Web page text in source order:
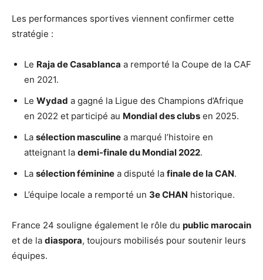
Les performances sportives viennent confirmer cette
stratégie :
Le Raja de Casablanca a remporté la Coupe de la CAF
en 2021.
Le Wydad a gagné la Ligue des Champions d’Afrique
en 2022 et participé au Mondial des clubs en 2025.
La sélection masculine a marqué l’histoire en
atteignant la demi-finale du Mondial 2022.
La sélection féminine a disputé la finale de la CAN.
L’équipe locale a remporté un 3e CHAN historique.
France 24 souligne également le rôle du public marocain
et de la diaspora, toujours mobilisés pour soutenir leurs
équipes.